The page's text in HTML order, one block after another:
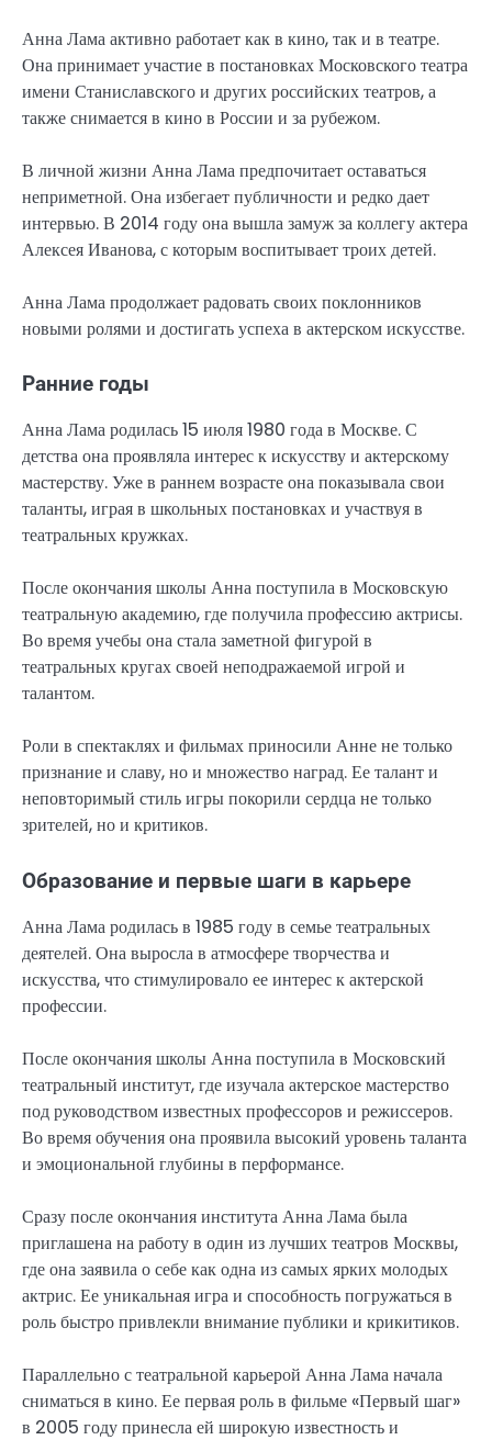
Анна Лама активно работает как в кино, так и в театре.
Она принимает участие в постановках Московского театра
имени Станиславского и других российских театров, а
также снимается в кино в России и за рубежом.
В личной жизни Анна Лама предпочитает оставаться
неприметной. Она избегает публичности и редко дает
интервью. В 2014 году она вышла замуж за коллегу актера
Алексея Иванова, с которым воспитывает троих детей.
Анна Лама продолжает радовать своих поклонников
новыми ролями и достигать успеха в актерском искусстве.
Ранние годы
Анна Лама родилась 15 июля 1980 года в Москве. С
детства она проявляла интерес к искусству и актерскому
мастерству. Уже в раннем возрасте она показывала свои
таланты, играя в школьных постановках и участвуя в
театральных кружках.
После окончания школы Анна поступила в Московскую
театральную академию, где получила профессию актрисы.
Во время учебы она стала заметной фигурой в
театральных кругах своей неподражаемой игрой и
талантом.
Роли в спектаклях и фильмах приносили Анне не только
признание и славу, но и множество наград. Ее талант и
неповторимый стиль игры покорили сердца не только
зрителей, но и критиков.
Образование и первые шаги в карьере
Анна Лама родилась в 1985 году в семье театральных
деятелей. Она выросла в атмосфере творчества и
искусства, что стимулировало ее интерес к актерской
профессии.
После окончания школы Анна поступила в Московский
театральный институт, где изучала актерское мастерство
под руководством известных профессоров и режиссеров.
Во время обучения она проявила высокий уровень таланта
и эмоциональной глубины в перформансе.
Сразу после окончания института Анна Лама была
приглашена на работу в один из лучших театров Москвы,
где она заявила о себе как одна из самых ярких молодых
актрис. Ее уникальная игра и способность погружаться в
роль быстро привлекли внимание публики и крикитиков.
Параллельно с театральной карьерой Анна Лама начала
сниматься в кино. Ее первая роль в фильме «Первый шаг»
в 2005 году принесла ей широкую известность и